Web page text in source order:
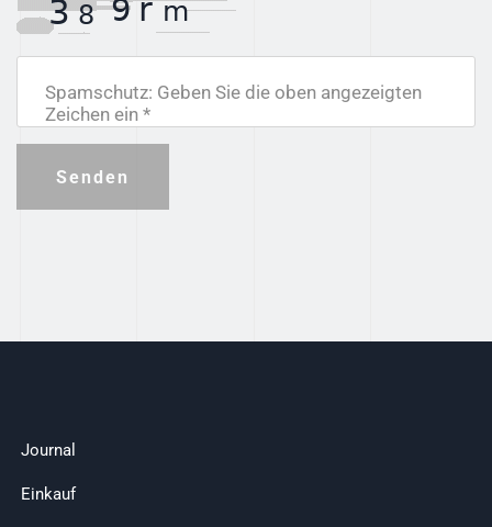
Spamschutz: Geben Sie die oben angezeigten
Zeichen ein *
Senden
Journal
Einkauf